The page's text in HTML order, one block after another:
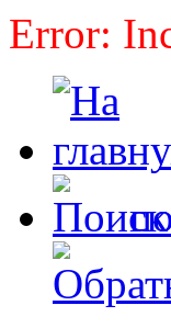
Error: